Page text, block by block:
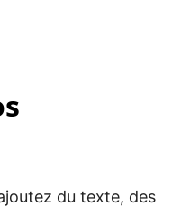
du texte, des